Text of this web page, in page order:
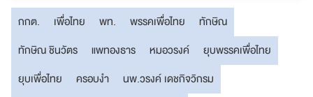
กกต. เพื่อไทย พท. พรรคเพื่อไทย
ทักษิณ
ทักษิณ ชินวัตร
แพทองธาร หมอวรงค์
ยุบพรรคเพื่อไทย
ยุบเพื่อไทย
ครอบงำ
นพ.วรงค์ เดชกิจวิกรม